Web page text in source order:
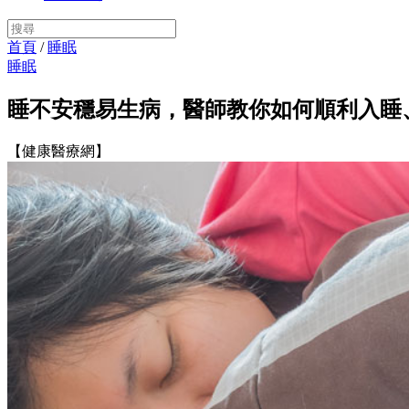
首頁 / 睡眠
睡眠
睡不安穩易生病，醫師教你如何順利入睡
【健康醫療網】